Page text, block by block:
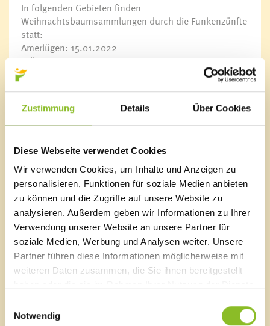
Zustimmung Details Über Cookies
Diese Webseite verwendet Cookies
Wir verwenden Cookies, um Inhalte und Anzeigen zu
personalisieren, Funktionen für soziale Medien anbieten
zu können und die Zugriffe auf unsere Website zu
analysieren. Außerdem geben wir Informationen zu Ihrer
Verwendung unserer Website an unsere Partner für
soziale Medien, Werbung und Analysen weiter. Unsere
Partner führen diese Informationen möglicherweise mit
weiteren Daten zusammen, die Sie ihnen bereitgestellt
Notwendig
In folgenden Gebieten finden
Weihnachtsbaumsammlungen durch die Funkenzünfte
statt:
Amerlügen: 15.01.2022
Fellengatter: 15.01.2022
Frastafeders: 22.01.2022
Die Funkenzünfte bitten, die Weihnachtsbäume (frei
Morgen des entsprechenden Tages am Straßenrand zu
platzieren. Bäume, welche nicht rechtzeitig
bereitliegen, können nicht abgeholt werden. Speziell
für Fellengatter bittet die Funkenzunft, die Bäume in
der Früh an den Hauptverbindungen zu platzieren.
Marktgemeinde Frastanz
Lageplan